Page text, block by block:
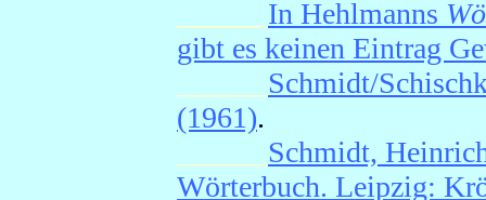
In Hehlmanns
gibt es keinen Eintrag
Schmidt/
(1961).
Schmidt,
Wörterbuch. Leipzig: